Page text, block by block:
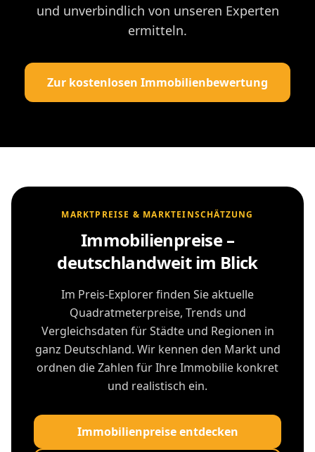
und unverbindlich von unseren Experten
ermitteln.
Zur kostenlosen Immobilienbewertung
MARKTPREISE & MARKTEINSCHÄTZUNG
Immobilienpreise –
deutschlandweit im Blick
Im Preis-Explorer finden Sie aktuelle
Quadratmeterpreise, Trends und
Vergleichsdaten für Städte und Regionen in
ganz Deutschland. Wir kennen den Markt und
ordnen die Zahlen für Ihre Immobilie konkret
und realistisch ein.
Immobilienpreise entdecken